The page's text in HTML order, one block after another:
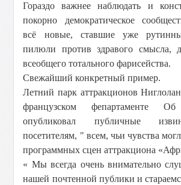
Гораздо важнее наблюдать и
покорно демократическое
всё новые, ставшие уже
пилюли против здравого смысла,
всеобщего тотального фарисейства.
Свежайший конкретный пример.
Летний парк аттракционов
французском фепартаменте
опубликовал публичные
посетителям, " всем, чьи чувства
программных сцен аттракциона
« Мы всегда очень внимательно
нашей почтенной публики и